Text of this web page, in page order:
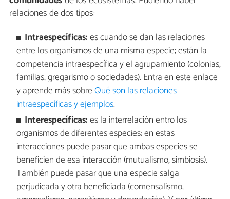
relaciones de dos tipos:
Intraespecíficas:es cuando se dan las relaciones
entre los organismos de una misma especie; están la
competencia intraespecífica y el agrupamiento (colonias,
familias, gregarismo o sociedades). Entra en este enlace
y aprende más sobreQué son las relaciones
intraespecíficas y ejemplos.
Interespecíficas:es la interrelación entro los
organismos de diferentes especies; en estas
interacciones puede pasar que ambas especies se
beneficien de esa interacción (mutualismo, simbiosis).
También puede pasar que una especie salga
perjudicada y otra beneficiada (comensalismo,